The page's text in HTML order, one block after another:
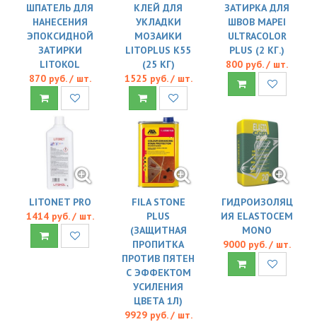
ШПАТЕЛЬ ДЛЯ
НАНЕСЕНИЯ
ЭПОКСИДНОЙ
ЗАТИРКИ
LITOKOL
870 руб. / шт.
КЛЕЙ ДЛЯ
УКЛАДКИ
МОЗАИКИ
LITOPLUS K55
(25 КГ)
1525 руб. / шт.
ЗАТИРКА ДЛЯ
ШВОВ MAPEI
ULTRACOLOR
PLUS (2 КГ.)
800 руб. / шт.
LITONET PRO
1414 руб. / шт.
FILA STONE
PLUS
(ЗАЩИТНАЯ
ПРОПИТКА
ПРОТИВ ПЯТЕН
С ЭФФЕКТОМ
УСИЛЕНИЯ
ЦВЕТА 1Л)
9929 руб. / шт.
ГИДРОИЗОЛЯЦ
ИЯ ELASTOCEM
MONO
9000 руб. / шт.